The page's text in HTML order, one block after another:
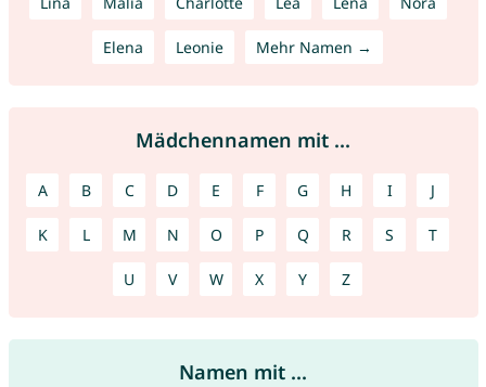
Elena Leonie Mehr Namen →
Mädchennamen mit ...
A B C D E F G H I J
K L M N O P Q R S T
U V W X Y Z
Namen mit ...